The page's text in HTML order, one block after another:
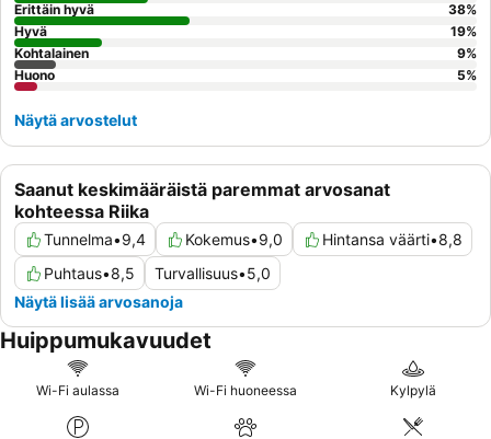
Saanut keskimääräistä paremmat arvosanat
kohteessa Riika
Tunnelma•9,4 Kokemus•9,0 Hintansa väärti•8,8
Puhtaus•8,5 Turvallisuus•5,0
Näytä lisää arvosanoja
Erittäin hyvä
38%
Hyvä
19%
Kohtalainen
9%
Huono
5%
Näytä arvostelut
Huippumukavuudet
Wi-Fi aulassa Wi-Fi huoneessa Kylpylä